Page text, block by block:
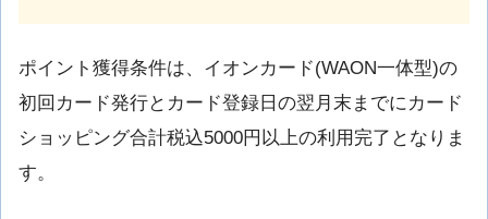
ポイント獲得条件は、イオンカード(WAON一体型)の
初回カード発行とカード登録日の翌月末までにカード
ショッピング合計税込5000円以上の利用完了となりま
す。